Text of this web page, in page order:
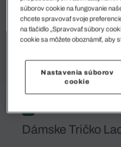
%
Dámske Tričko
súborov cookie na fungovanie
chcete spravovať svoje
na tlačidlo „Spravovať súbory
cookie sa môžete oboznámiť, aby
Nastavenia súborov
cookie